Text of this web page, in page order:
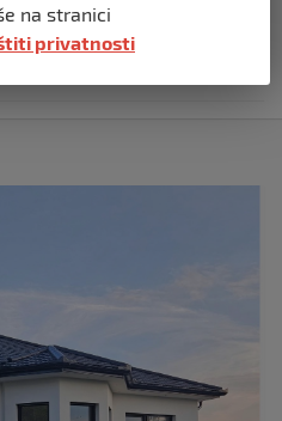
GODINA OD
RIPČA
na stranici
privatnosti